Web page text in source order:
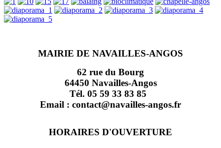
MAIRIE DE NAVAILLES-ANGOS
62 rue du Bourg
64450 Navailles-Angos
Tél. 05 59 33 83 85
Email : contact@navailles-angos.fr
HORAIRES D'OUVERTURE